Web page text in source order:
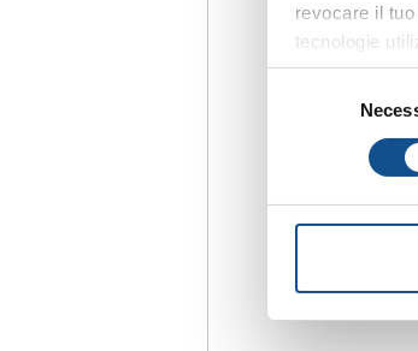
revocare il
tecnologie
tecnici”,
quanto
cookie”), la